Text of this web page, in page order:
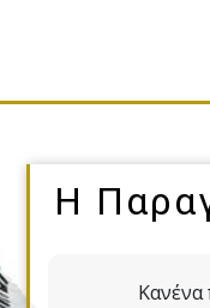
Η
Κανένα